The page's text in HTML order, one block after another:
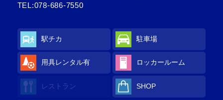
TEL:078-686-7550
駅チカ 駐車場
用具レンタル有 ロッカールーム
レストラン SHOP